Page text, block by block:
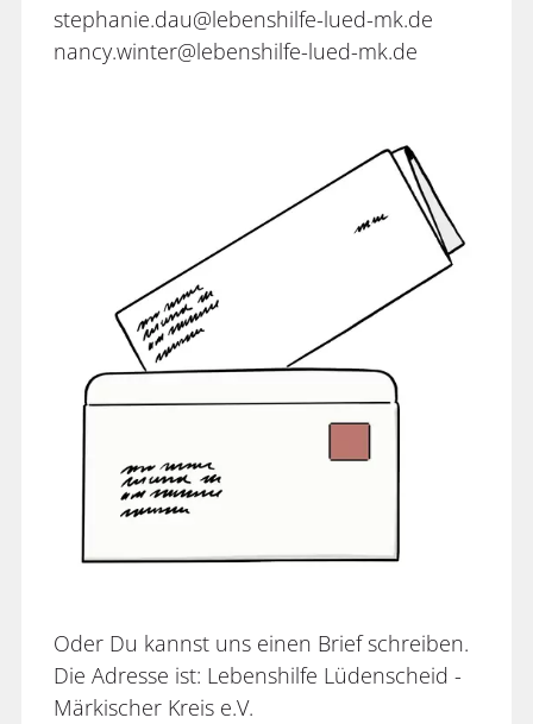
stephanie.dau@lebenshilfe-lued-mk.de
nancy.winter@lebenshilfe-lued-mk.de
Oder Du kannst uns einen Brief schreiben.
Die Adresse ist: Lebenshilfe Lüdenscheid -
Märkischer Kreis e.V.